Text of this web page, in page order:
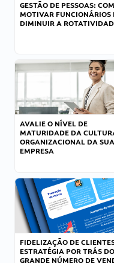
GESTÃO DE PESSOAS:
MOTIVAR FUNCIONÁRIOS
DIMINUIR A
AVALIE O NÍVEL DE
MATURIDADE DA
ORGANIZACIONAL DA SUA
EMPRESA
FIDELIZAÇÃO DE
ESTRATÉGIA POR TRÁS DO
GRANDE NÚMERO DE